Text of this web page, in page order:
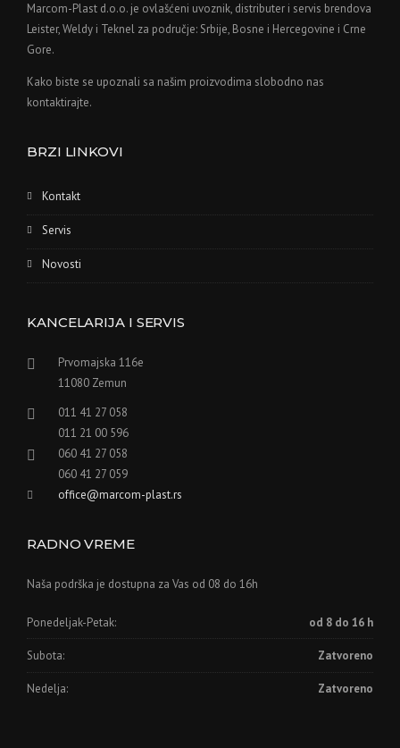
Marcom-Plast d.o.o. je ovlašćeni uvoznik, distributer i servis brendova
Leister, Weldy i Teknel za područje: Srbije, Bosne i Hercegovine i Crne
Gore.
Kako biste se upoznali sa našim proizvodima slobodno nas
kontaktirajte.
BRZI LINKOVI
Kontakt
Servis
Novosti
KANCELARIJA I SERVIS
Prvomajska 116e
11080 Zemun
011 41 27 058
011 21 00 596
060 41 27 058
060 41 27 059
office@marcom-plast.rs
RADNO VREME
Naša podrška je dostupna za Vas od 08 do 16h
Ponedeljak-Petak: od 8 do 16 h
Subota: Zatvoreno
Nedelja: Zatvoreno